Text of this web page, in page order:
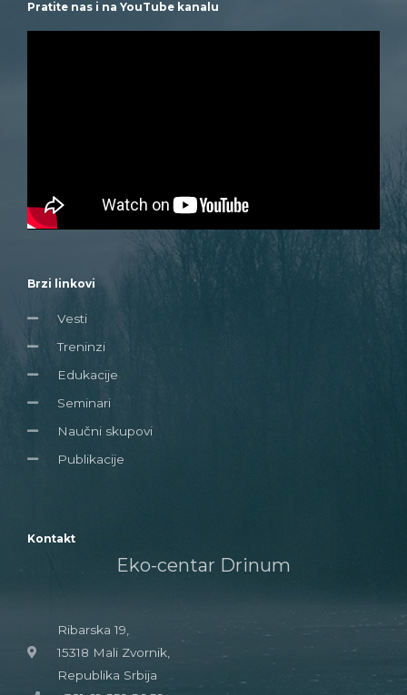
Pratite nas i na YouTube kanalu
Brzi linkovi
Vesti
Treninzi
Edukacije
Seminari
Naučni skupovi
Publikacije
Kontakt
Eko-centar Drinum
Ribarska 19,
15318 Mali Zvornik,
Republika Srbija